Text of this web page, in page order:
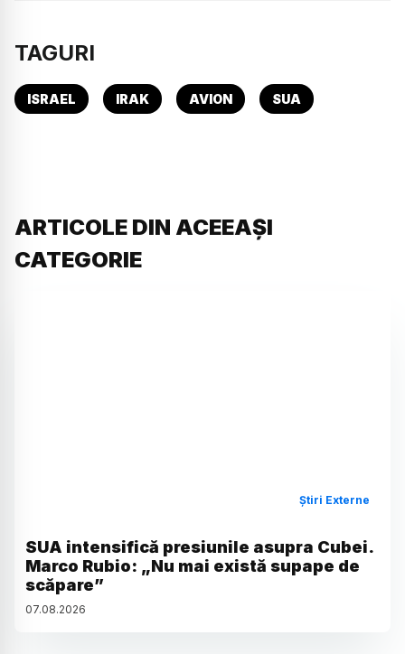
TAGURI
ISRAEL IRAK AVION SUA
ARTICOLE DIN ACEEAȘI
CATEGORIE
Știri Externe
SUA intensifică presiunile asupra Cubei.
Marco Rubio: „Nu mai există supape de
scăpare”
07.08.2026